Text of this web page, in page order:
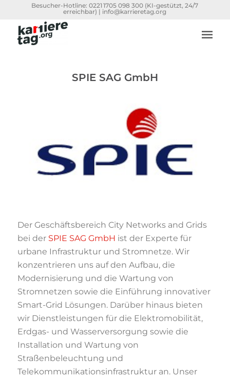
Besucher-Hotline:0221 1705 098 300 (KI-gestützt, 24/7
erreichbar) | info@karrieretag.org
SPIE SAG GmbH
Der Geschäftsbereich City Networks and Grids
bei der SPIE SAG GmbH ist der Experte für
urbane Infrastruktur und Stromnetze. Wir
konzentrieren uns auf den Aufbau, die
Modernisierung und die Wartung von
Stromnetzen sowie die Einführung innovativer
Smart-Grid Lösungen. Darüber hinaus bieten
wir Dienstleistungen für die Elektromobilität,
Erdgas- und Wasserversorgung sowie die
Installation und Wartung von
Straßenbeleuchtung und
Telekommunikationsinfrastruktur an. Unser